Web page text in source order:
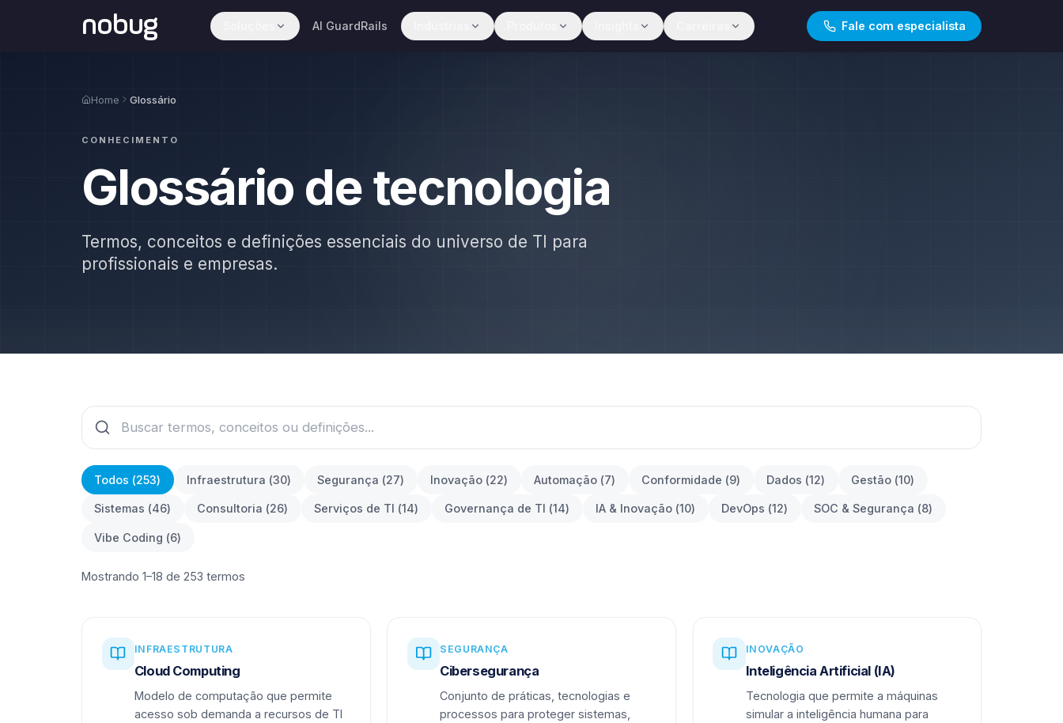
nobug AI GuardRails Fale com especialista
Home Glossário
CONHECIMENTO
Glossário de tecnologia
Termos, conceitos e definições essenciais do universo de TI para
profissionais e empresas.
Todos (253) Infraestrutura (30) Segurança (27) Inovação (22) Automação (7) Conformidade (9) Dados (12) Gestão (10)
Sistemas (46) Consultoria (26) Serviços de TI (14) Governança de TI (14) IA & Inovação (10) DevOps (12) SOC & Segurança (8)
Vibe Coding (6)
Mostrando 1–18 de 253 termos
INFRAESTRUTURA
Cloud Computing
Modelo de computação que permite
acesso sob demanda a recursos de TI
SEGURANÇA
Cibersegurança
Conjunto de práticas, tecnologias e
processos para proteger sistemas,
INOVAÇÃO
Inteligência Artificial (IA)
Tecnologia que permite a máquinas
simular a inteligência humana para